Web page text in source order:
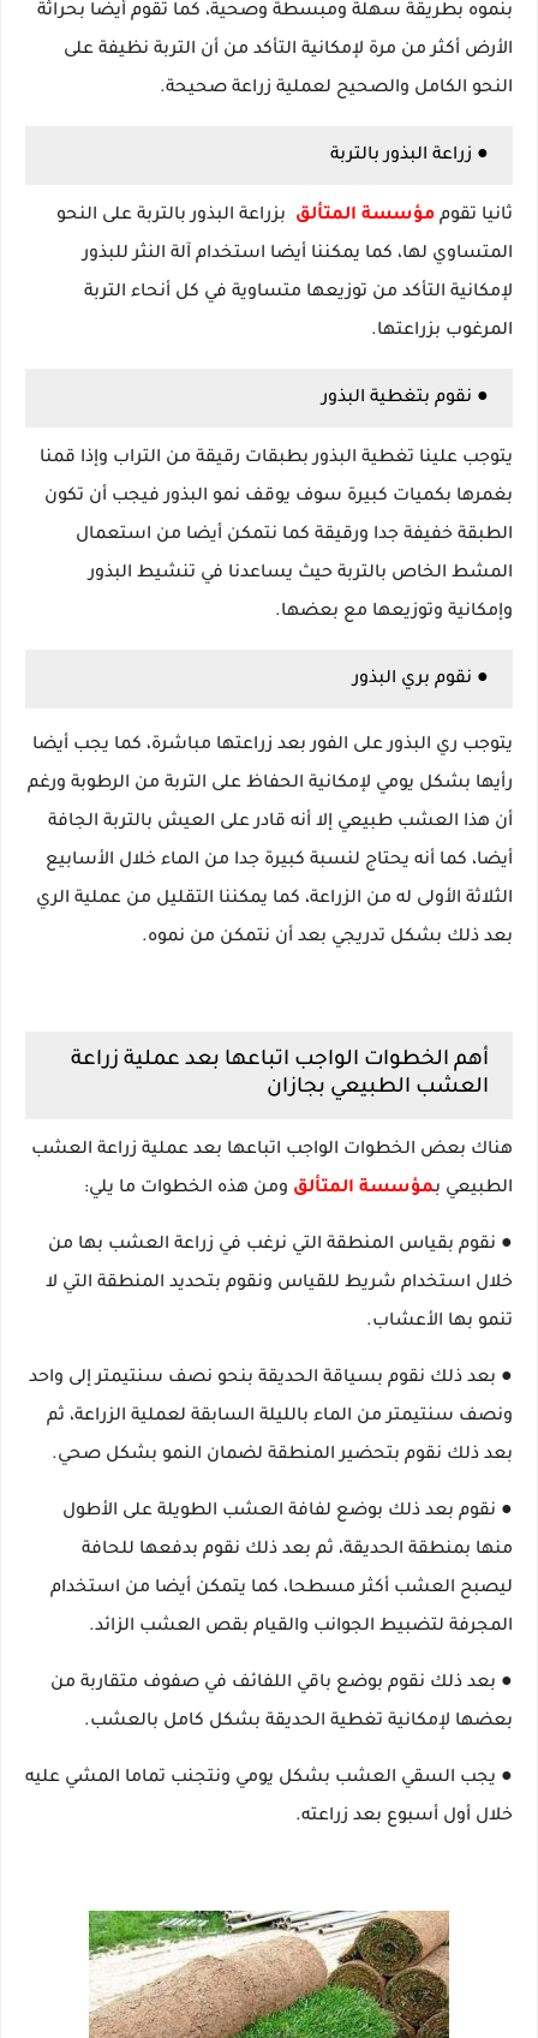
بنموه بطريقة سهلة ومبسطة وصحية، كما تقوم أيضا بحراثة
الأرض أكثر من مرة لإمكانية التأكد من أن التربة نظيفة على
النحو الكامل والصحيح لعملية زراعة صحيحة.
● زراعة البذور بالتربة
ثانيا تقوم مؤسسة المتألق
بزراعة البذور بالتربة على النحو
المتساوي لها، كما يمكننا أيضا استخدام آلة النثر للبذور
لإمكانية التأكد من توزيعها متساوية في كل أنحاء التربة
المرغوب بزراعتها.
● نقوم بتغطية البذور
يتوجب علينا تغطية البذور بطبقات رقيقة من التراب وإذا قمنا
بغمرها بكميات كبيرة سوف يوقف نمو البذور فيجب أن تكون
الطبقة خفيفة جدا ورقيقة كما نتمكن أيضا من استعمال
المشط الخاص بالتربة حيث يساعدنا في تنشيط البذور
وإمكانية وتوزيعها مع بعضها.
● نقوم بري البذور
يتوجب ري البذور على الفور بعد زراعتها مباشرة، كما يجب أيضا
رأيها بشكل يومي لإمكانية الحفاظ على التربة من الرطوبة ورغم
أن هذا العشب طبيعي إلا أنه قادر على العيش بالتربة الجافة
أيضا، كما أنه يحتاج لنسبة كبيرة جدا من الماء خلال الأسابيع
الثلاثة الأولى له من الزراعة، كما يمكننا التقليل من عملية الري
بعد ذلك بشكل تدريجي بعد أن نتمكن من نموه.
أهم الخطوات الواجب اتباعها بعد عملية زراعة
العشب الطبيعي بجازان
هناك بعض الخطوات الواجب اتباعها بعد عملية زراعة العشب
الطبيعي بمؤسسة المتألق ومن هذه الخطوات ما يلي:
● نقوم بقياس المنطقة التي نرغب في زراعة العشب بها من
خلال استخدام شريط للقياس ونقوم بتحديد المنطقة التي لا
تنمو بها الأعشاب.
● بعد ذلك نقوم بسياقة الحديقة بنحو نصف سنتيمتر إلى واحد
ونصف سنتيمتر من الماء بالليلة السابقة لعملية الزراعة، ثم
بعد ذلك نقوم بتحضير المنطقة لضمان النمو بشكل صحي.
● نقوم بعد ذلك بوضع لفافة العشب الطويلة على الأطول
منها بمنطقة الحديقة، ثم بعد ذلك نقوم بدفعها للحافة
ليصبح العشب أكثر مسطحا، كما يتمكن أيضا من استخدام
المجرفة لتضبيط الجوانب والقيام بقص العشب الزائد.
● بعد ذلك نقوم بوضع باقي اللفائف في صفوف متقاربة من
بعضها لإمكانية تغطية الحديقة بشكل كامل بالعشب.
● يجب السقي العشب بشكل يومي ونتجنب تماما المشي عليه
خلال أول أسبوع بعد زراعته.